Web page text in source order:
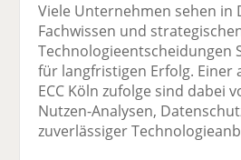
Viele Unternehmen sehen in
Fachwissen und
Technologieentscheidungen
für langfristigen Erfolg. Einer
ECC Köln zufolge sind dabei
Nutzen-Analysen,
zuverlässiger